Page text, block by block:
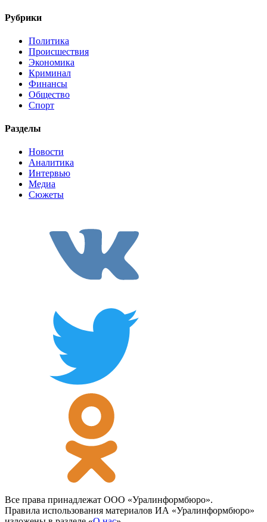
Рубрики
Политика
Происшествия
Экономика
Криминал
Финансы
Общество
Спорт
Разделы
Новости
Аналитика
Интервью
Медиа
Сюжеты
Все права принадлежат ООО «Уралинформбюро».
Правила использования материалов ИА «Уралинформбюро»